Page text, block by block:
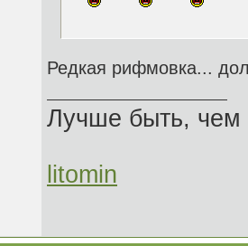
Редкая рифмовка...
Лучше быть, чем
litomin